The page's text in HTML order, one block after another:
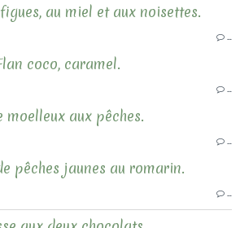
au miel et aux noisettes.
coco, caramel.
moelleux aux pêches.
pêches jaunes au romarin.